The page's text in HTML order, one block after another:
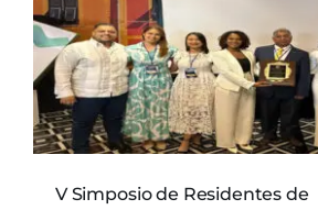
V Simposio de Residentes de